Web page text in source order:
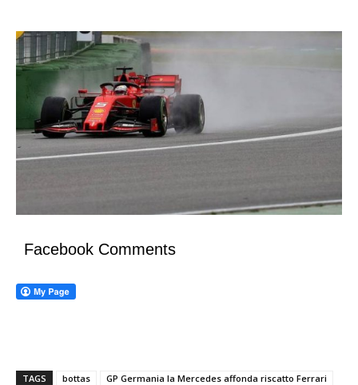
Facebook Comments
TAGS bottas
GP Germania la Mercedes affonda riscatto Ferrari